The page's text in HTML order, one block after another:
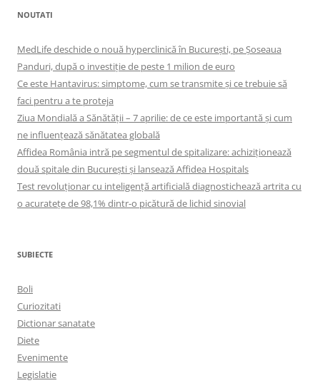
NOUTATI
MedLife deschide o nouă hyperclinică în București, pe Șoseaua
Panduri, după o investiție de peste 1 milion de euro
Ce este Hantavirus: simptome, cum se transmite și ce trebuie să
faci pentru a te proteja
Ziua Mondială a Sănătății – 7 aprilie: de ce este importantă și cum
ne influențează sănătatea globală
Affidea România intră pe segmentul de spitalizare: achiziționează
două spitale din București și lansează Affidea Hospitals
Test revoluționar cu inteligență artificială diagnostichează artrita cu
o acuratețe de 98,1% dintr-o picătură de lichid sinovial
SUBIECTE
Boli
Curiozitati
Dictionar sanatate
Diete
Evenimente
Legislatie